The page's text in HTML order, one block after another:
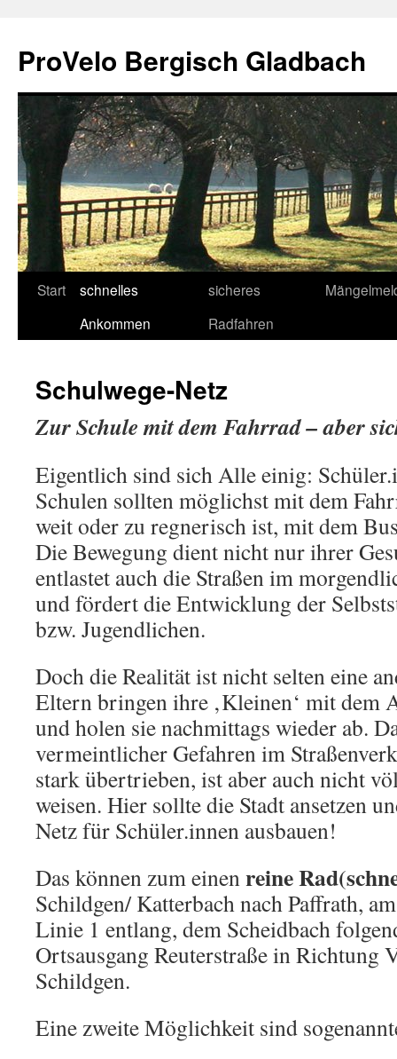
springen
ProVelo Bergisch Gladbach
Start
schnelles
Ankommen
sicheres
Radfahren
Schulwege-Netz
Zur Schule mit dem Fahrrad – aber
Eigentlich sind sich Alle einig:
Schulen sollten möglichst mit dem
weit oder zu regnerisch ist, mit dem
Die Bewegung dient nicht nur ihrer
entlastet auch die Straßen im
und fördert die Entwicklung der
bzw. Jugendlichen.
Doch die Realität ist nicht selten eine
Eltern bringen ihre ‚Kleinen‘ mit dem
und holen sie nachmittags wieder ab.
vermeintlicher Gefahren im
stark übertrieben, ist aber auch nicht
weisen. Hier sollte die Stadt ansetzen
Netz für Schüler.innen ausbauen!
Das können zum einenreine
Schildgen/ Katterbach nach Paffrath,
Linie 1 entlang, dem Scheidbach
Ortsausgang Reuterstraße in Richtung
Schildgen.
Eine zweite Möglichkeit sind